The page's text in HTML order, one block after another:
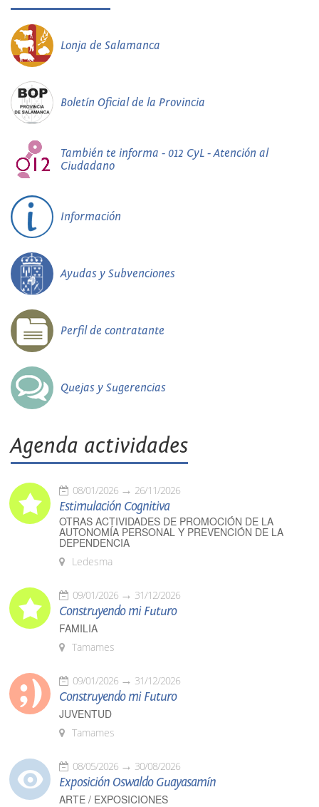
Lonja de Salamanca
Boletín Oficial de la Provincia
También te informa - 012 CyL - Atención al
Ciudadano
Información
Ayudas y Subvenciones
Perfil de contratante
Quejas y Sugerencias
Agenda actividades
08/01/2026 26/11/2026
Estimulación Cognitiva
OTRAS ACTIVIDADES DE PROMOCIÓN DE LA
AUTONOMÍA PERSONAL Y PREVENCIÓN DE LA
DEPENDENCIA
Ledesma
09/01/2026 31/12/2026
Construyendo mi Futuro
FAMILIA
Tamames
09/01/2026 31/12/2026
Construyendo mi Futuro
JUVENTUD
Tamames
08/05/2026 30/08/2026
Exposición Oswaldo Guayasamín
ARTE / EXPOSICIONES